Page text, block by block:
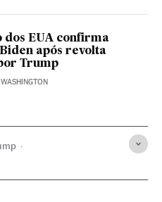
dos EUA confirma
após revolta
Trump